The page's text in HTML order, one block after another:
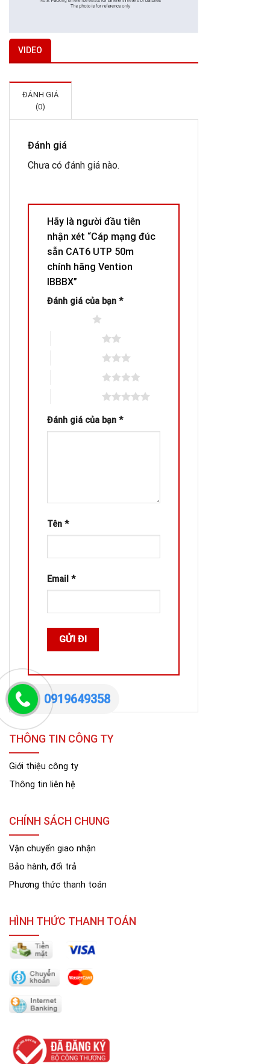
VIDEO
ĐÁNH GIÁ
(0)
Đánh giá
Chưa có đánh giá nào.
Hãy là người đầu tiên
nhận xét “Cáp mạng đúc
sẵn CAT6 UTP 50m
chính hãng Vention
IBBBX”
Đánh giá của bạn *
Đánh giá của bạn *
Tên *
Email *
THÔNG TIN CÔNG TY
Giới thiệu công ty
Thông tin liên hệ
CHÍNH SÁCH CHUNG
Vận chuyển giao nhận
Bảo hành, đổi trả
Phương thức thanh toán
HÌNH THỨC THANH TOÁN
0919649358